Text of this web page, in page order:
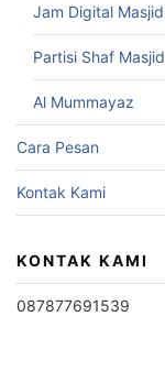
Jam Digital Masjid
Partisi Shaf Masjid
Al Mummayaz
Cara Pesan
Kontak Kami
KONTAK KAMI
087877691539